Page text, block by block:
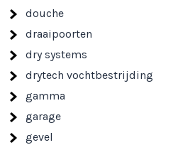
douche
draaipoorten
dry systems
drytech vochtbestrijding
gamma
garage
gevel